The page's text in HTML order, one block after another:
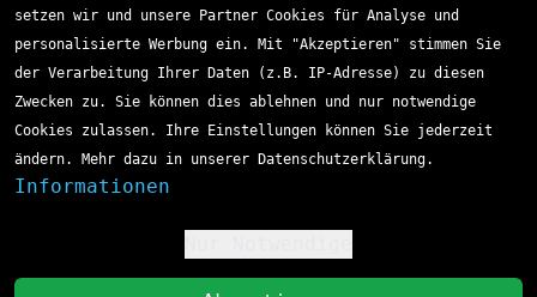
VERSAND
ZAHLUNGSARTEN
setzen wir und unsere Partner Cookies für Analyse und
personalisierte Werbung ein. Mit "Akzeptieren" stimmen Sie
der Verarbeitung Ihrer Daten (z.B. IP-Adresse) zu diesen
Zwecken zu. Sie können dies ablehnen und nur notwendige
Cookies zulassen. Ihre Einstellungen können Sie jederzeit
ändern. Mehr dazu in unserer Datenschutzerklärung.
Informationen